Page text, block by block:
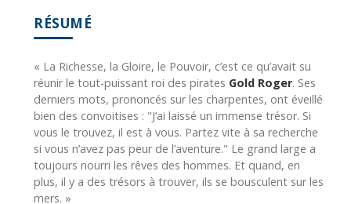
RÉSUMÉ
« La Richesse, la Gloire, le Pouvoir, c’est ce qu’avait su
réunir le tout-puissant roi des pirates Gold Roger. Ses
derniers mots, prononcés sur les charpentes, ont éveillé
bien des convoitises : "J’ai laissé un immense trésor. Si
vous le trouvez, il est à vous. Partez vite à sa recherche
si vous n’avez pas peur de l’aventure." Le grand large a
toujours nourri les rêves des hommes. Et quand, en
plus, il y a des trésors à trouver, ils se bousculent sur les
mers. »